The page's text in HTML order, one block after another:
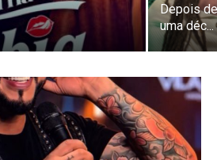
Depois
uma déc...